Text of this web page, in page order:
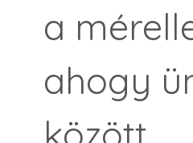
a
ahogy